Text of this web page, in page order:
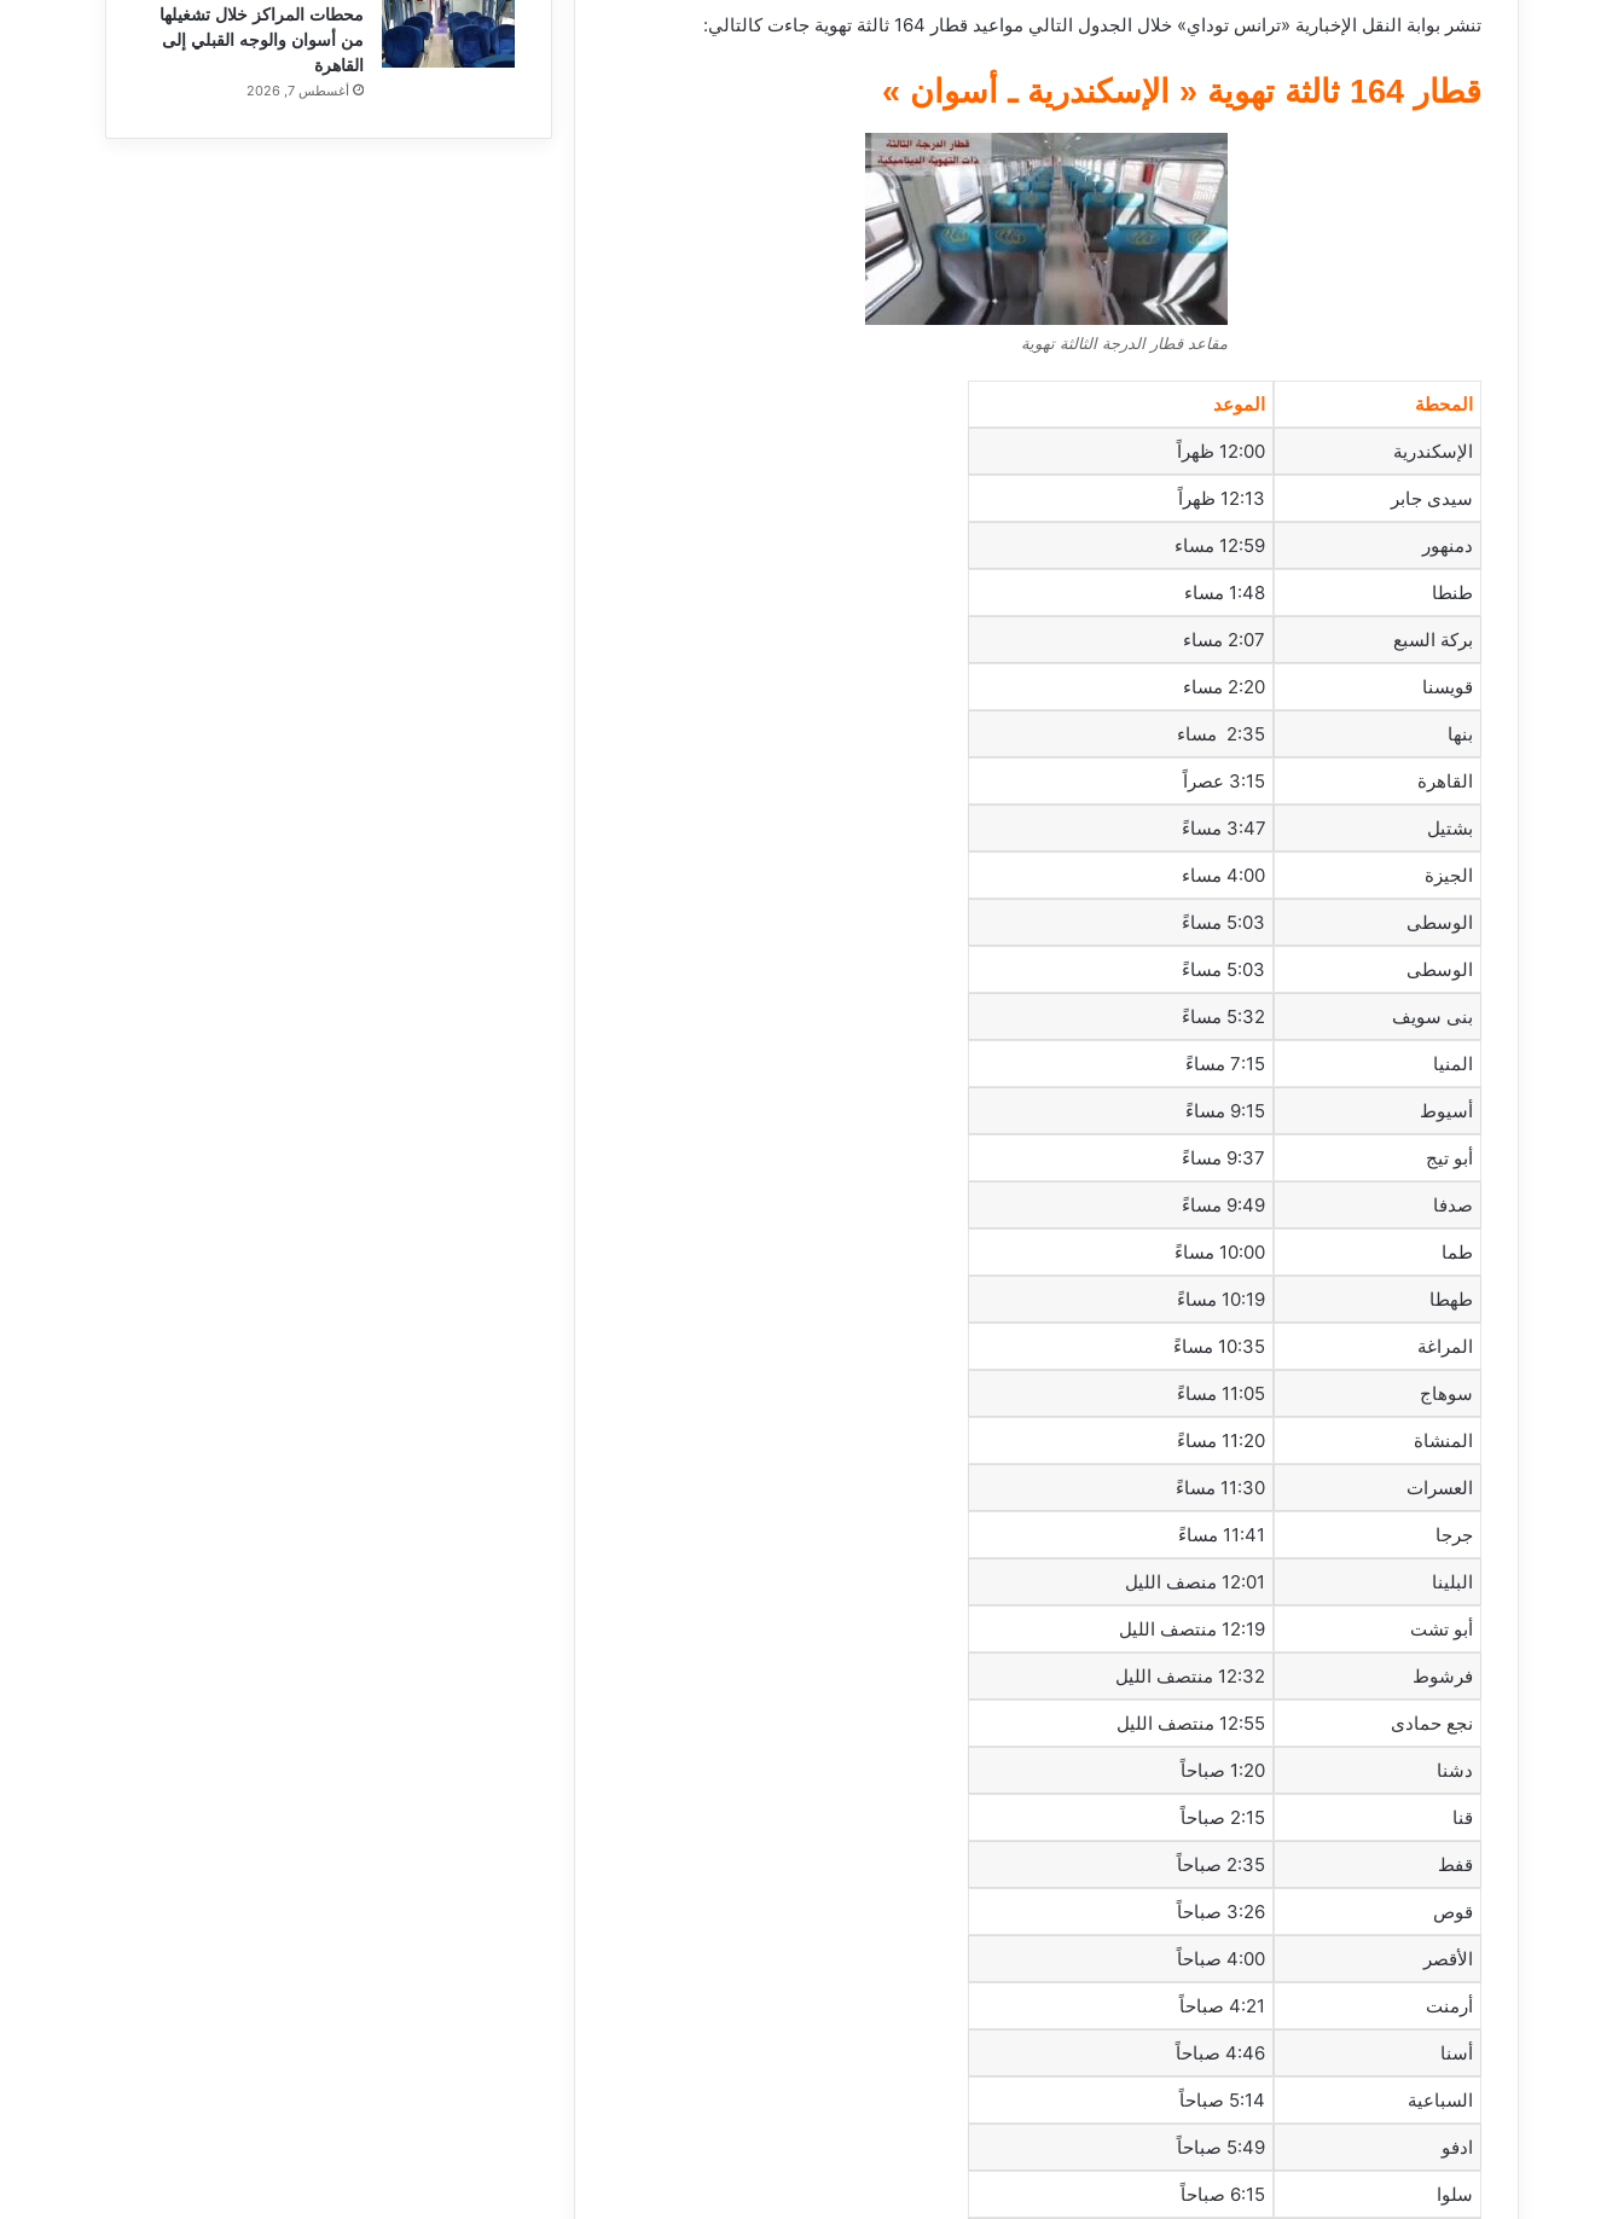
تنشر بوابة النقل الإخبارية «ترانس توداي» خلال الجدول التالي مواعيد قطار 164 ثالثة تهوية جاءت كالتالي:
قطار 164 ثالثة تهوية « الإسكندرية ـ أسوان »
مقاعد قطار الدرجة الثالثة تهوية
المحطة الموعد
الإسكندرية 12:00 ظهراً
سيدى جابر 12:13 ظهراً
دمنهور 12:59 مساء
طنطا 1:48 مساء
بركة السبع 2:07 مساء
قويسنا 2:20 مساء
بنها 2:35 مساء
القاهرة 3:15 عصراً
بشتيل 3:47 مساءً
الجيزة 4:00 مساء
الوسطى 5:03 مساءً
الوسطى 5:03 مساءً
بنى سويف 5:32 مساءً
المنيا 7:15 مساءً
أسيوط 9:15 مساءً
أبو تيج 9:37 مساءً
صدفا 9:49 مساءً
طما 10:00 مساءً
طهطا 10:19 مساءً
المراغة 10:35 مساءً
سوهاج 11:05 مساءً
المنشاة 11:20 مساءً
العسرات 11:30 مساءً
جرجا 11:41 مساءً
البلينا 12:01 منصف الليل
أبو تشت 12:19 منتصف الليل
فرشوط 12:32 منتصف الليل
نجع حمادى 12:55 منتصف الليل
دشنا 1:20 صباحاً
قنا 2:15 صباحاً
قفط 2:35 صباحاً
قوص 3:26 صباحاً
الأقصر 4:00 صباحاً
أرمنت 4:21 صباحاً
أسنا 4:46 صباحاً
السباعية 5:14 صباحاً
ادفو 5:49 صباحاً
سلوا 6:15 صباحاً
محطات المراكز خلال تشغيلها
من أسوان والوجه القبلي إلى
القاهرة
أغسطس 7, 2026